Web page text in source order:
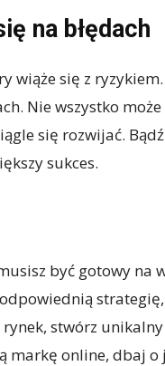
na błędach
wiąże się z
Nie wszystko
się rozwijać.
sukces.
być gotowy na
strategię,
stwórz
online, dbaj o